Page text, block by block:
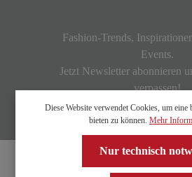
Fashion-Trends,
Events.
Jetzt Newsletter abonnieren
verpassen!
Diese Website verwendet Cookies, um eine
bieten zu können. Mehr
Nur technisch